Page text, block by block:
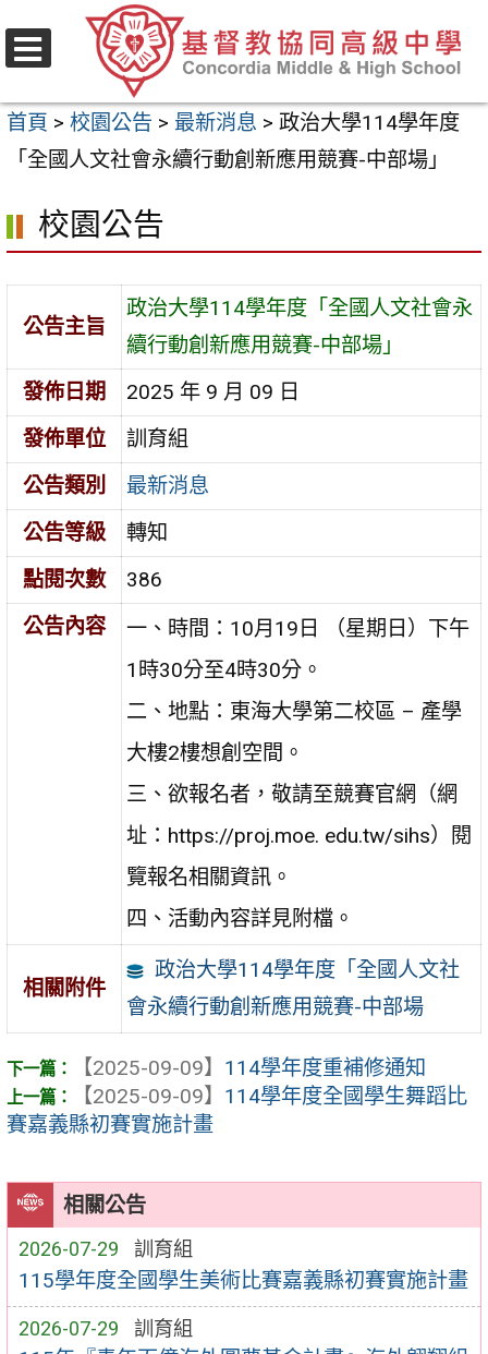
至
要
區
首頁 > 校園公告 > 最新消息 > 政治大學114學年度
「全國人文社會永續行動創新應用競賽-中部場」
相關公告
2026-07-29 訓育組
115學年度全國學生美術比賽嘉義縣初賽實施計畫
2026-07-29 訓育組
校園公告
公告主旨
政治大學114學年度「全國人文社會永
續行動創新應用競賽-中部場」
發佈日期
2025 年 9 月 09 日
發佈單位
訓育組
公告類別
最新消息
公告等級
轉知
點閱次數
386
公告內容
一、時間：10月19日 （星期日）下午
1時30分至4時30分。
二、地點：東海大學第二校區 – 產學
大樓2樓想創空間。
三、欲報名者，敬請至競賽官網（網
址：https://proj.moe. edu.tw/sihs）閱
覽報名相關資訊。
四、活動內容詳見附檔。
相關附件
政治大學114學年度「全國人文社
會永續行動創新應用競賽-中部場
【2025-09-09】 114學年度重補修通知
【2025-09-09】 114學年度全國學生舞蹈比
賽嘉義縣初賽實施計畫
選
單